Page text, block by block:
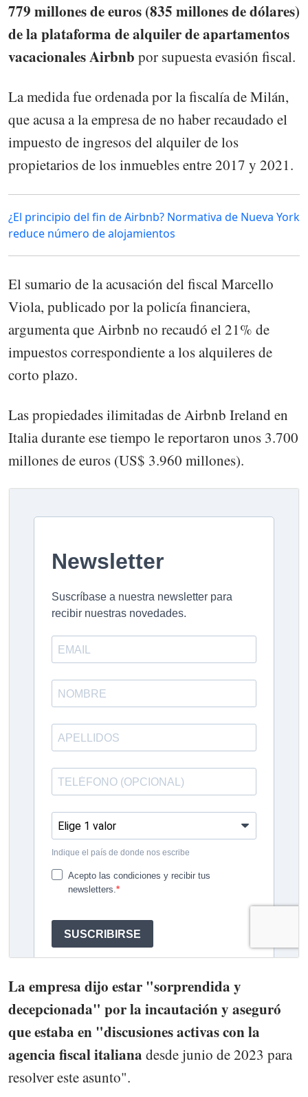
779 millones de euros (835 millones de dólares)
de la plataforma de alquiler de apartamentos
vacacionales Airbnb por supuesta evasión fiscal.
La medida fue ordenada por la fiscalía de Milán,
que acusa a la empresa de no haber recaudado el
impuesto de ingresos del alquiler de los
propietarios de los inmuebles entre 2017 y 2021.
¿El principio del fin de Airbnb? Normativa de Nueva York
reduce número de alojamientos
El sumario de la acusación del fiscal Marcello
Viola, publicado por la policía financiera,
argumenta que Airbnb no recaudó el 21% de
impuestos correspondiente a los alquileres de
corto plazo.
Las propiedades ilimitadas de Airbnb Ireland en
Italia durante ese tiempo le reportaron unos 3.700
millones de euros (US$ 3.960 millones).
La empresa dijo estar "sorprendida y
decepcionada" por la incautación y aseguró
que estaba en "discusiones activas con la
agencia fiscal italiana desde junio de 2023 para
resolver este asunto".